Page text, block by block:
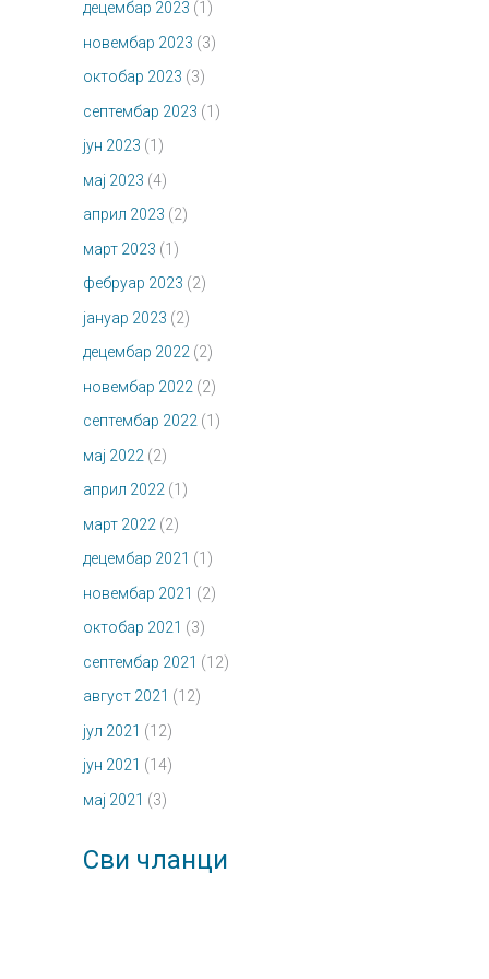
децембар 2023 (1)
новембар 2023 (3)
октобар 2023 (3)
септембар 2023 (1)
јун 2023 (1)
мај 2023 (4)
април 2023 (2)
март 2023 (1)
фебруар 2023 (2)
јануар 2023 (2)
децембар 2022 (2)
новембар 2022 (2)
септембар 2022 (1)
мај 2022 (2)
април 2022 (1)
март 2022 (2)
децембар 2021 (1)
новембар 2021 (2)
октобар 2021 (3)
септембар 2021 (12)
август 2021 (12)
јул 2021 (12)
јун 2021 (14)
мај 2021 (3)
Сви чланци